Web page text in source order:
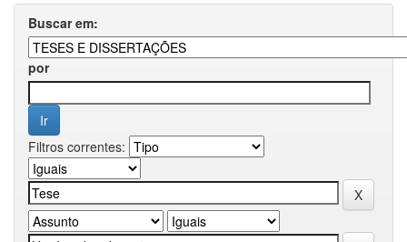
Buscar em:
por
Filtros correntes: